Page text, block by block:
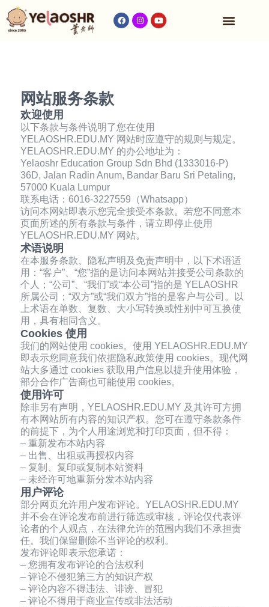
网站服务条款
欢迎使用
以下条款与条件说明了您在使用
YELAOSHR.EDU.MY 网站时应遵守的规则与规定。
YELAOSHR.EDU.MY 的办公地址为：
Yelaoshr Education Group Sdn Bhd (1333016-P)
36D, Jalan Radin Anum, Bandar Baru Sri Petaling,
57000 Kuala Lumpur
联系电话：6016-3227559（Whatsapp）
访问本网站即表示您完全接受本条款。若您不同意本
页面所述的所有条款与条件，请立即停止使用
YELAOSHR.EDU.MY 网站。
术语说明
在本服务条款、隐私声明及免责声明中，以下术语适
用：“客户”、“您”指的是访问本网站并接受公司条款的
个人；“公司”、“我们”或“本公司”指的是 YELAOSHR
所属公司；“双方”或“我们双方”指的是客户与公司。以
上术语在单数、复数、大小写转换或性别中可互换使
用，具有相同含义。
Cookies 使用
我们的网站使用 cookies。使用 YELAOSHR.EDU.MY
即表示您同意我们依据隐私政策使用 cookies。现代网
站大多通过 cookies 获取用户信息以提升使用体验，
部分合作广告商也可能使用 cookies。
使用许可
除非另有声明，YELAOSHR.EDU.MY 及其许可方拥
有本网站所有内容的知识产权。您可在遵守条款条件
的前提下，为个人用途浏览和打印页面，但不得：
– 重新发布本站内容
– 出售、出租或再授权内容
– 复制、复印或复制本站资料
– 未经许可地重新分发本站内容
用户评论
部分网页允许用户发布评论。YELAOSHR.EDU.MY
并不会在评论发布前进行筛选或审核，评论仅代表评
论者的个人观点，在法律允许的范围内我们不承担责
任。我们保留删除不当评论的权利。
发布评论即表示您承诺：
– 您拥有发布评论的合法权利
– 评论不侵犯第三方的知识产权
– 评论内容不得违法、诽谤、冒犯
– 评论不得用于商业宣传或非法活动